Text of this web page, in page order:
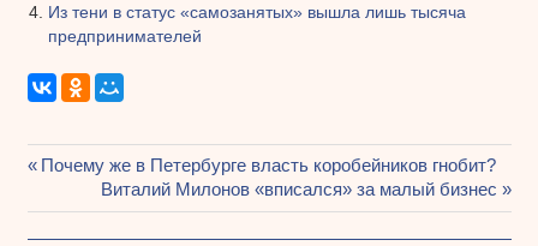
Из тени в статус «самозанятых» вышла лишь тысяча
предпринимателей
Навигация
Предыдущая
Почему же в Петербурге власть коробейников гнобит?
Следующая
запись:
Виталий Милонов «вписался» за малый бизнес